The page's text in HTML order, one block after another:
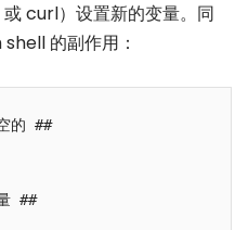
curl）设置新的变量。同
的副作用：
的 ##
##